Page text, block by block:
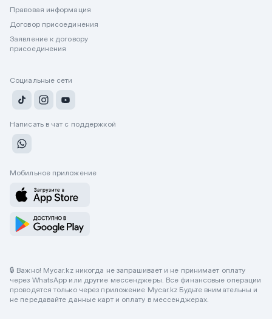
Правовая информация
Договор присоединения
Заявление к договору
присоединения
Социальные сети
Написать в чат с поддержкой
Мобильное приложение
🔒 Важно! Mycar.kz никогда не запрашивает и не принимает оплату
через WhatsApp или другие мессенджеры. Все финансовые операции
проводятся только через приложение Mycar.kz Будьте внимательны и
не передавайте данные карт и оплату в мессенджерах.